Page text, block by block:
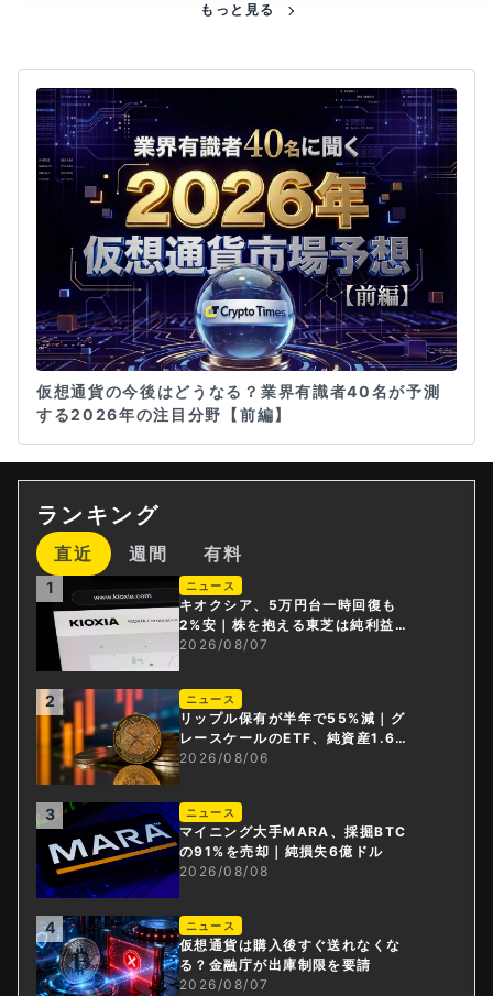
もっと見る
仮想通貨の今後はどうなる？業界有識者40名が予測
する2026年の注目分野【前編】
ランキング
直近 週間 有料
1 ニュース
キオクシア、5万円台一時回復も
2%安｜株を抱える東芝は純利益3
0倍
2026/08/07
2 ニュース
リップル保有が半年で55%減｜グ
レースケールのETF、純資産1.6億
ドル減
2026/08/06
3 ニュース
マイニング大手MARA、採掘BTC
の91%を売却｜純損失6億ドル
2026/08/08
4 ニュース
仮想通貨は購入後すぐ送れなくな
る？金融庁が出庫制限を要請
2026/08/07